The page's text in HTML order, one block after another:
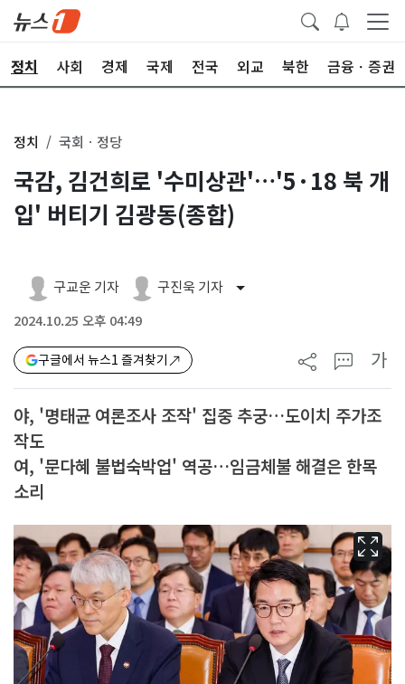
정치 사회 경제 국제 전국 외교 북한 금융ㆍ증권
정치 국회ㆍ정당
국감, 김건희로 '수미상관'…'5·18 북 개
입' 버티기 김광동(종합)
구교운 기자 구진욱 기자
2024.10.25 오후 04:49
구글에서 뉴스1 즐겨찾기 가
야, '명태균 여론조사 조작' 집중 추궁…도이치 주가조
작도
여, '문다혜 불법숙박업' 역공…임금체불 해결은 한목
소리